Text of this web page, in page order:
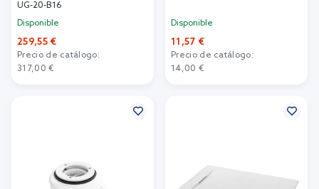
UG-20-B16
Disponible
259,55 €
Precio de catálogo:
317,00 €
Disponible
11,57 €
Precio de catálogo:
14,00 €